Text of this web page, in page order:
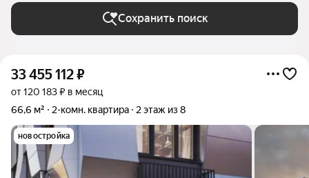
Сохранить поиск
33 455 112₽
от 120 183 ₽ в месяц
66,6 м²
2-комн. квартира 2 этаж из 8
новостройка